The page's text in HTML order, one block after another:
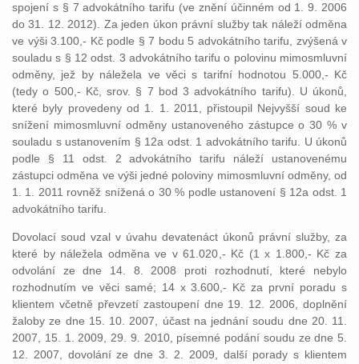
spojení s § 7 advokátního tarifu (ve znění účinném od 1. 9. 2006
do 31. 12. 2012). Za jeden úkon právní služby tak náleží odměna
ve výši 3.100,- Kč podle § 7 bodu 5 advokátního tarifu, zvýšená v
souladu s § 12 odst. 3 advokátního tarifu o polovinu mimosmluvní
odměny, jež by náležela ve věci s tarifní hodnotou 5.000,- Kč
(tedy o 500,- Kč, srov. § 7 bod 3 advokátního tarifu). U úkonů,
které byly provedeny od 1. 1. 2011, přistoupil Nejvyšší soud ke
snížení mimosmluvní odměny ustanoveného zástupce o 30 % v
souladu s ustanovením § 12a odst. 1 advokátního tarifu. U úkonů
podle § 11 odst. 2 advokátního tarifu náleží ustanovenému
zástupci odměna ve výši jedné poloviny mimosmluvní odměny, od
1. 1. 2011 rovněž snížená o 30 % podle ustanovení § 12a odst. 1
advokátního tarifu.
Dovolací soud vzal v úvahu devatenáct úkonů právní služby, za
které by náležela odměna ve v 61.020,- Kč (1 x 1.800,- Kč za
odvolání ze dne 14. 8. 2008 proti rozhodnutí, které nebylo
rozhodnutím ve věci samé; 14 x 3.600,- Kč za první poradu s
klientem včetně převzetí zastoupení dne 19. 12. 2006, doplnění
žaloby ze dne 15. 10. 2007, účast na jednání soudu dne 20. 11.
2007, 15. 1. 2009, 29. 9. 2010, písemné podání soudu ze dne 5.
12. 2007, dovolání ze dne 3. 2. 2009, další porady s klientem